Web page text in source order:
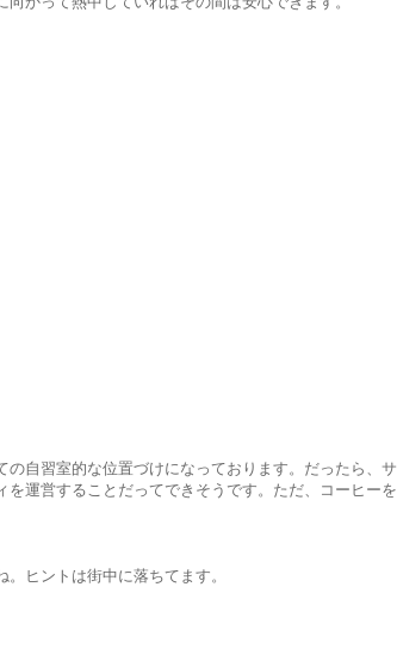
自習室的な位置づけになっております。だったら、サ
運営することだってできそうです。ただ、コーヒーを
ヒントは街中に落ちてます。